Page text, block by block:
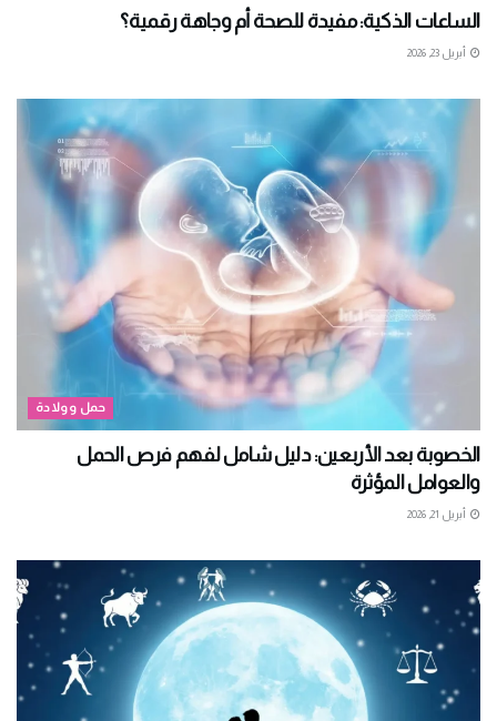
الساعات الذكية: مفيدة للصحة أم وجاهة رقمية؟
أبريل 23, 2026
حمل وولادة
الخصوبة بعد الأربعين: دليل شامل لفهم فرص الحمل
والعوامل المؤثرة
أبريل 21, 2026